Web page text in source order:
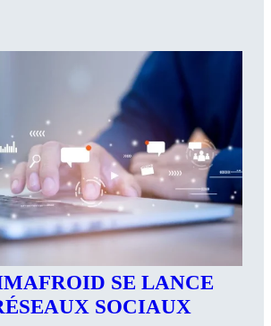
SE LANCE
SOCIAUX